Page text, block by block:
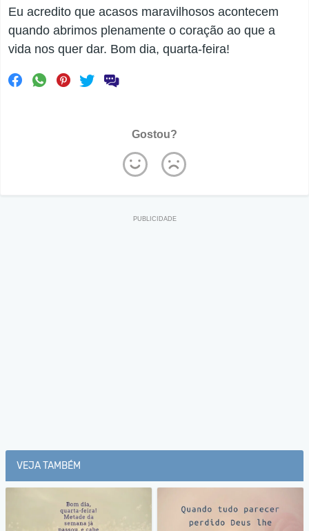
Eu acredito que acasos maravilhosos acontecem
quando abrimos plenamente o coração ao que a
vida nos quer dar. Bom dia, quarta-feira!
Gostou?
VEJA TAMBÉM